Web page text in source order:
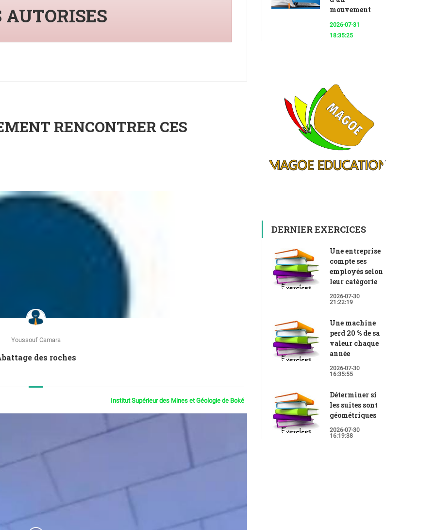
AUTORISES
RENCONTRER CES
Youssouf Camara
des roches
Institut Supérieur des Mines et Géologie de Boké
mouvement
2026-07-31
18:35:25
DERNIER EXERCICES
Une entreprise
compte ses
employés selon
leur catégorie
2026-07-30
21:22:19
Une machine
perd 20 % de sa
valeur chaque
année
2026-07-30
16:35:55
Déterminer si
les suites sont
géométriques
2026-07-30
16:19:38